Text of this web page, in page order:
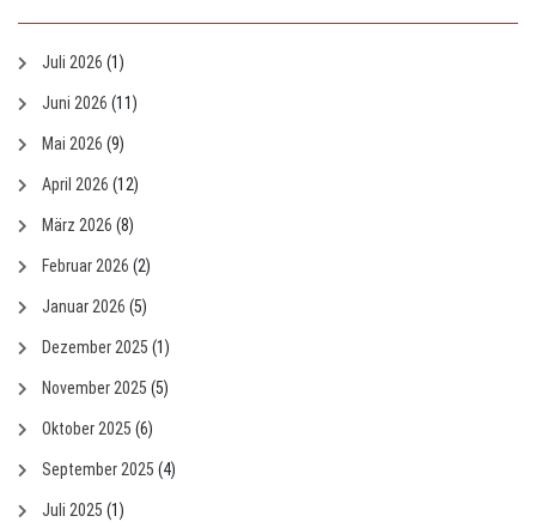
Juli 2026 (1)
Juni 2026 (11)
Mai 2026 (9)
April 2026 (12)
März 2026 (8)
Februar 2026 (2)
Januar 2026 (5)
Dezember 2025 (1)
November 2025 (5)
Oktober 2025 (6)
September 2025 (4)
Juli 2025 (1)